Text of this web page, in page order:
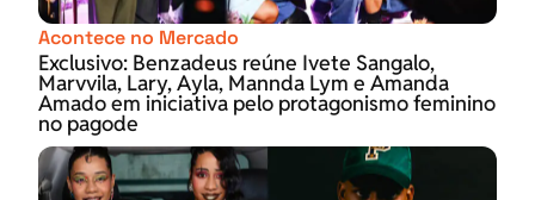
Acontece no Mercado
Exclusivo: Benzadeus reúne Ivete Sangalo,
Marvvila, Lary, Ayla, Mannda Lym e Amanda
Amado em iniciativa pelo protagonismo feminino
no pagode